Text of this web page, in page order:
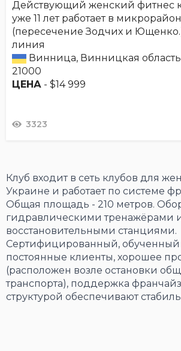
Действующий женский фитнес
уже 11 лет работает в
(пересечение Зодчих и
линия
Винница, Винницкая
21000
ЦЕНА - $14 999
3323
Клуб входит в сеть клубов для
Украине и работает по системе
Общая площадь - 210 метров.
гидравлическими тренажёрами
восстановительными станциями.
Сертифицированный, обученный
постоянные клиенты, хорошее
(расположен возле остановки
транспорта), поддержка
структурой обеспечивают